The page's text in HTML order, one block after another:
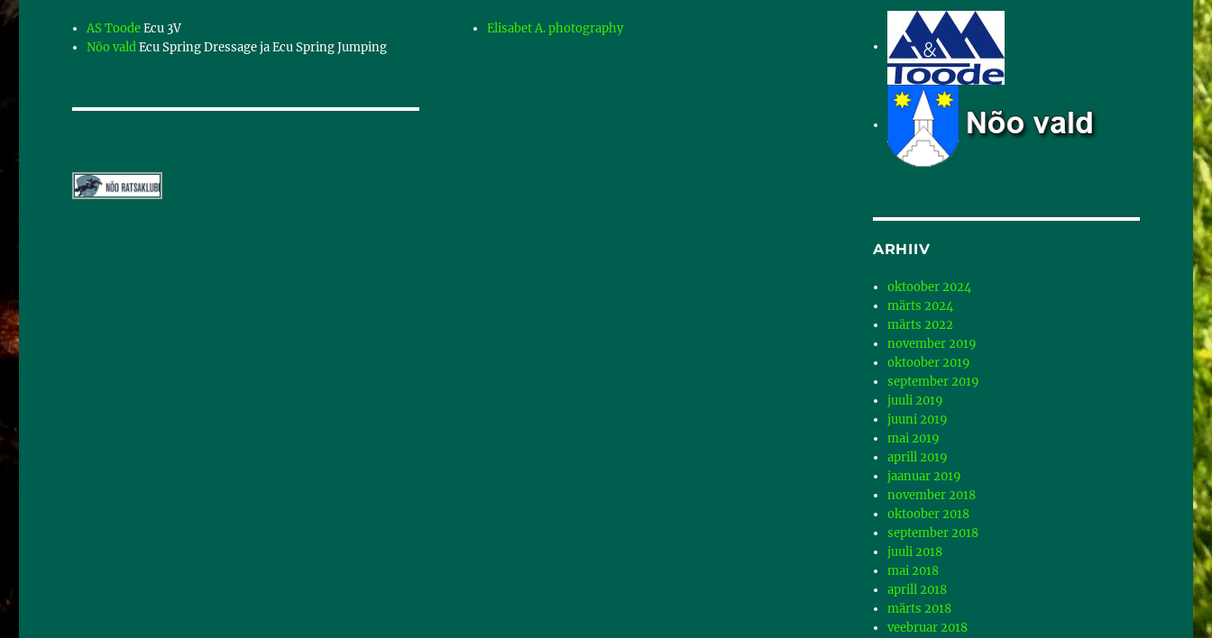
AS ToodeEcu 3V
Nõo valdEcu Spring Dressage ja Ecu Spring Jumping
Elisabet A. photography
ARHIIV
oktoober 2024
märts 2024
märts 2022
november 2019
oktoober 2019
september 2019
juuli 2019
juuni 2019
mai 2019
aprill 2019
jaanuar 2019
november 2018
oktoober 2018
september 2018
juuli 2018
mai 2018
aprill 2018
märts 2018
veebruar 2018